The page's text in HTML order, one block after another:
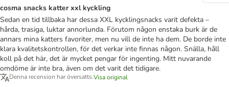
cosma snacks katter xxl kyckling
Sedan en tid tillbaka har dessa XXL kycklingsnacks varit defekta –
hårda, trasiga, luktar annorlunda. Förutom någon enstaka burk är de
annars mina katters favoriter, men nu vill de inte ha dem. De borde inte
klara kvalitetskontrollen, för det verkar inte finnas någon. Snälla, håll
koll på det här, det är mycket pengar för ingenting. Mitt nuvarande
omdöme är inte bra, även om det varit det tidigare.
Denna recension har översatts.Visa original